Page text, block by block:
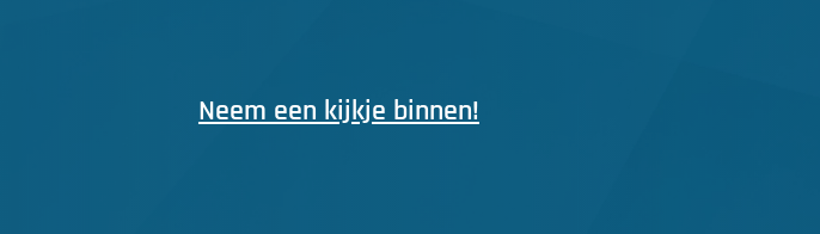
Neem een kijkje binnen!